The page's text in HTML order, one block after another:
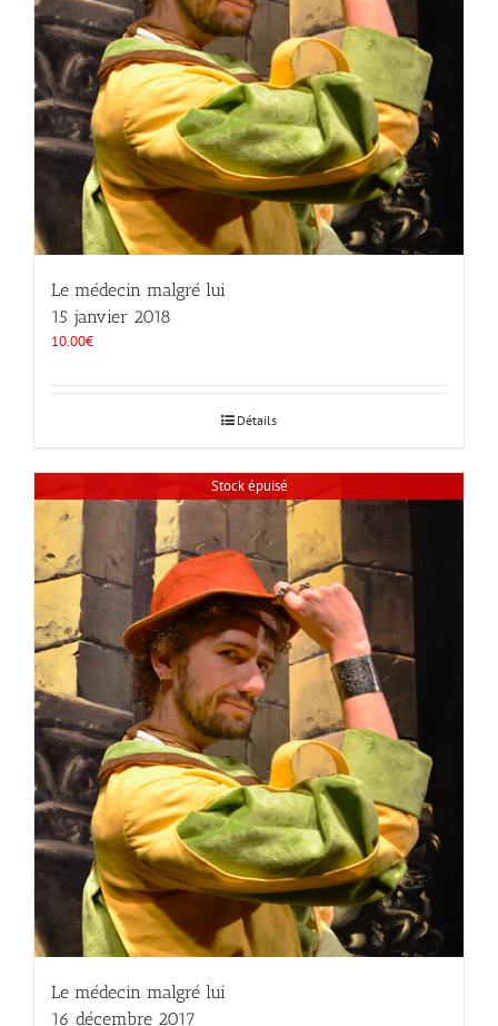
Le médecin malgré lui
15 janvier 2018
10.00€
Détails
Stock épuisé
Le médecin malgré lui
16 décembre 2017